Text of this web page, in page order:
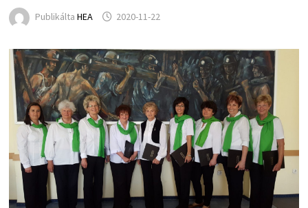
Publikálta HEA 2020-11-22